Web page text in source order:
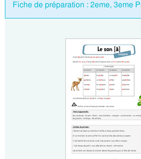
Fiche de préparation : 2eme, 3eme